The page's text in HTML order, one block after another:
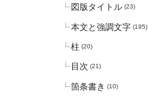
図版タイトル (23)
本文と強調文字 (195)
柱 (20)
目次 (21)
箇条書き (10)